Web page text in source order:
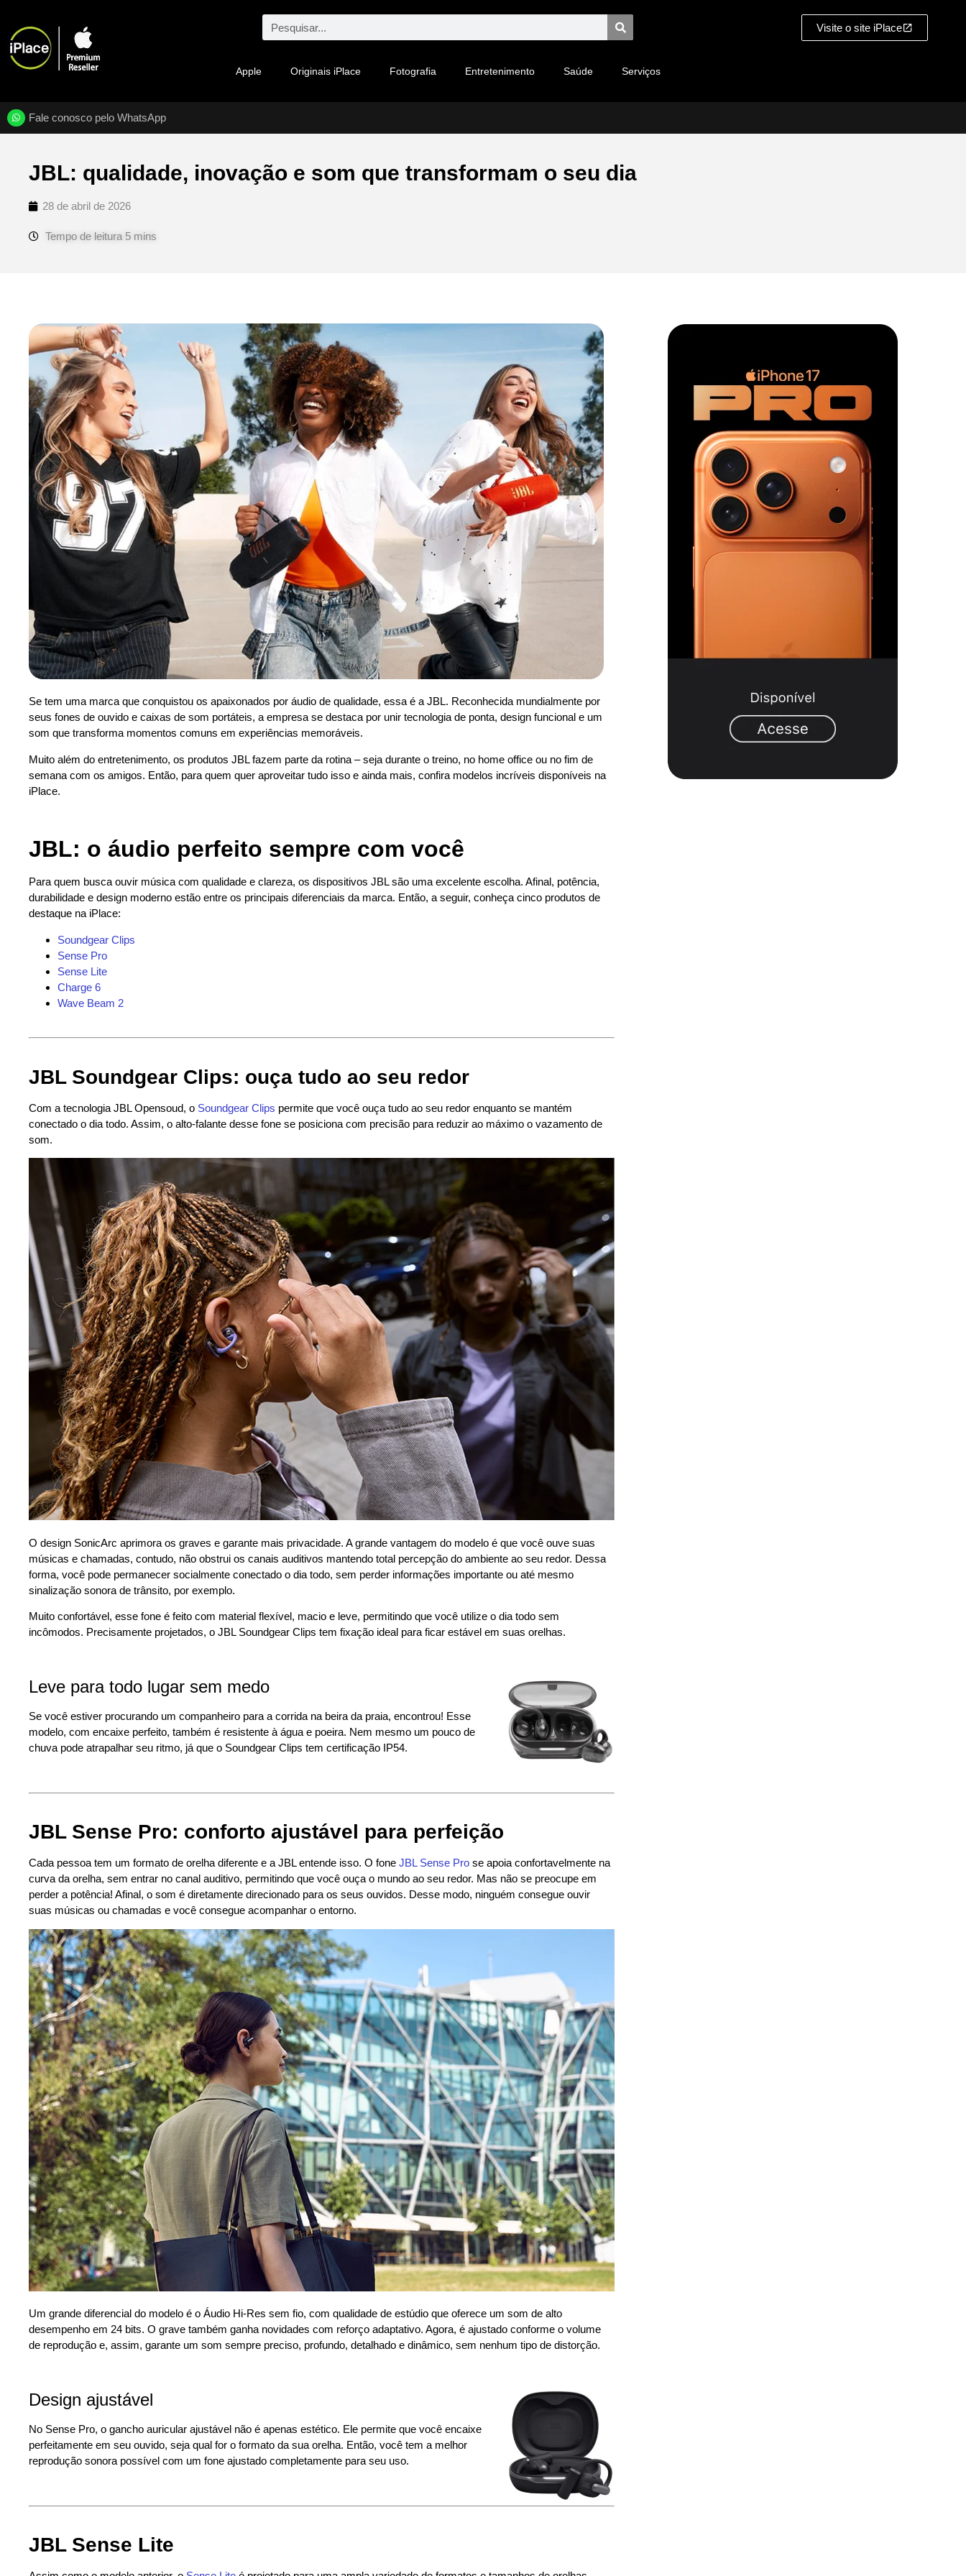
Apple Originais iPlace Fotografia Entretenimento Saúde Serviços
Visite o site iPlace
Fale conosco pelo WhatsApp
JBL: qualidade, inovação e som que transformam o seu dia
28 de abril de 2026
Se tem uma marca que conquistou os apaixonados por áudio de qualidade, essa é a JBL. Reconhecida mundialmente por
seus fones de ouvido e caixas de som portáteis, a empresa se destaca por unir tecnologia de ponta, design funcional e um
som que transforma momentos comuns em experiências memoráveis.
Muito além do entretenimento, os produtos JBL fazem parte da rotina – seja durante o treino, no home office ou no fim de
semana com os amigos. Então, para quem quer aproveitar tudo isso e ainda mais, confira modelos incríveis disponíveis na
iPlace.
JBL: o áudio perfeito sempre com você
Para quem busca ouvir música com qualidade e clareza, os dispositivos JBL são uma excelente escolha. Afinal, potência,
durabilidade e design moderno estão entre os principais diferenciais da marca. Então, a seguir, conheça cinco produtos de
destaque na iPlace:
Soundgear Clips
Sense Pro
Sense Lite
Charge 6
Wave Beam 2
JBL Soundgear Clips: ouça tudo ao seu redor
Com a tecnologia JBL Opensoud, o Soundgear Clips permite que você ouça tudo ao seu redor enquanto se mantém
conectado o dia todo. Assim, o alto-falante desse fone se posiciona com precisão para reduzir ao máximo o vazamento de
som.
O design SonicArc aprimora os graves e garante mais privacidade. A grande vantagem do modelo é que você ouve suas
músicas e chamadas, contudo, não obstrui os canais auditivos mantendo total percepção do ambiente ao seu redor. Dessa
forma, você pode permanecer socialmente conectado o dia todo, sem perder informações importante ou até mesmo
sinalização sonora de trânsito, por exemplo.
Muito confortável, esse fone é feito com material flexível, macio e leve, permitindo que você utilize o dia todo sem
incômodos. Precisamente projetados, o JBL Soundgear Clips tem fixação ideal para ficar estável em suas orelhas.
Leve para todo lugar sem medo
Se você estiver procurando um companheiro para a corrida na beira da praia, encontrou! Esse
modelo, com encaixe perfeito, também é resistente à água e poeira. Nem mesmo um pouco de
chuva pode atrapalhar seu ritmo, já que o Soundgear Clips tem certificação IP54.
JBL Sense Pro: conforto ajustável para perfeição
Cada pessoa tem um formato de orelha diferente e a JBL entende isso. O fone JBL Sense Pro se apoia confortavelmente na
curva da orelha, sem entrar no canal auditivo, permitindo que você ouça o mundo ao seu redor. Mas não se preocupe em
perder a potência! Afinal, o som é diretamente direcionado para os seus ouvidos. Desse modo, ninguém consegue ouvir
suas músicas ou chamadas e você consegue acompanhar o entorno.
Um grande diferencial do modelo é o Áudio Hi-Res sem fio, com qualidade de estúdio que oferece um som de alto
desempenho em 24 bits. O grave também ganha novidades com reforço adaptativo. Agora, é ajustado conforme o volume
de reprodução e, assim, garante um som sempre preciso, profundo, detalhado e dinâmico, sem nenhum tipo de distorção.
Design ajustável
No Sense Pro, o gancho auricular ajustável não é apenas estético. Ele permite que você encaixe
perfeitamente em seu ouvido, seja qual for o formato da sua orelha. Então, você tem a melhor
reprodução sonora possível com um fone ajustado completamente para seu uso.
JBL Sense Lite